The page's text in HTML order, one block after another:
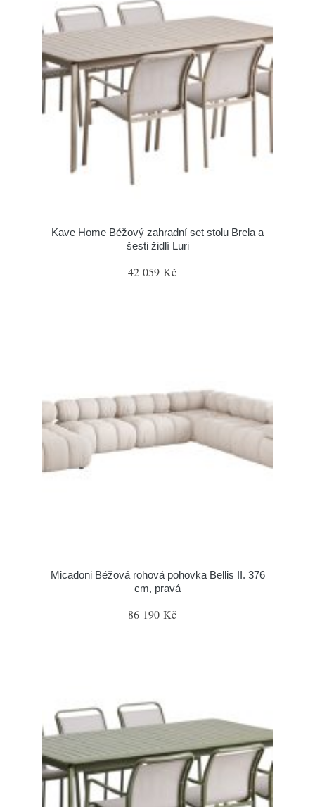
Kave Home Béžový zahradní set stolu Brela a
šesti židlí Luri
42 059 Kč
Micadoni Béžová rohová pohovka Bellis II. 376
cm, pravá
86 190 Kč